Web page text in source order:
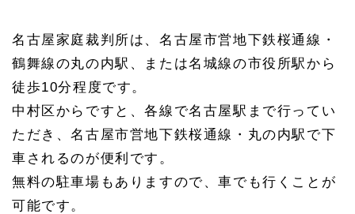
名古屋家庭裁判所は、名古屋市営地下鉄桜通線・
鶴舞線の丸の内駅、または名城線の市役所駅から
徒歩10分程度です。
中村区からですと、各線で名古屋駅まで行ってい
ただき、名古屋市営地下鉄桜通線・丸の内駅で下
車されるのが便利です。
無料の駐車場もありますので、車でも行くことが
可能です。